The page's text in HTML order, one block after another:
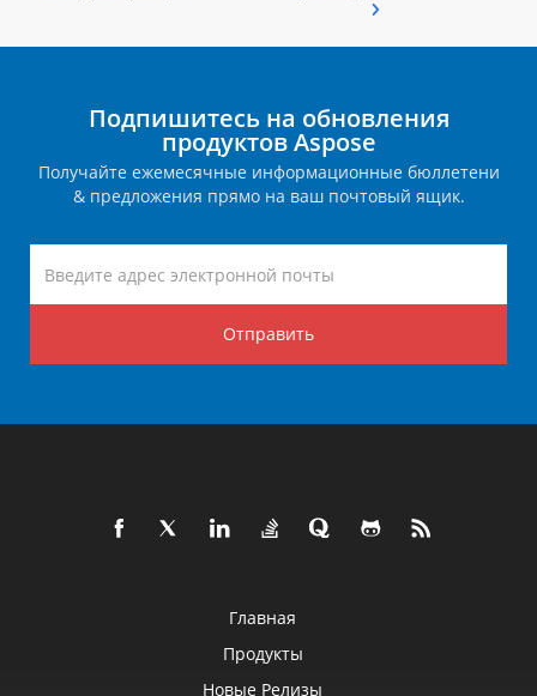
Подпишитесь на обновления
продуктов Aspose
Получайте ежемесячные информационные бюллетени
& предложения прямо на ваш почтовый ящик.
Отправить
Главная
Продукты
Новые Релизы